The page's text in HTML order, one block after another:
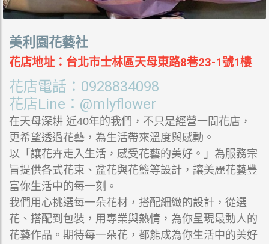
美利園花藝社
花店地址：台北市士林區天母東路8巷23-1號1樓
花店電話： 0928834098
花店Line： @mlyflower
在天母深耕 近40年的我們，不只是經營一間花店，
更希望透過花藝，為生活帶來溫度與感動。
以「讓花卉走入生活，感受花藝的美好。」為服務宗
旨提供各式花束、盆花與花籃等設計，讓美麗花藝豐
富你生活中的每一刻。
我們用心挑選每一朵花材，搭配細緻的設計，從選
花、搭配到包裝，用專業與熱情，為你呈現最動人的
花藝作品。期待每一朵花，都能成為你生活中的美好